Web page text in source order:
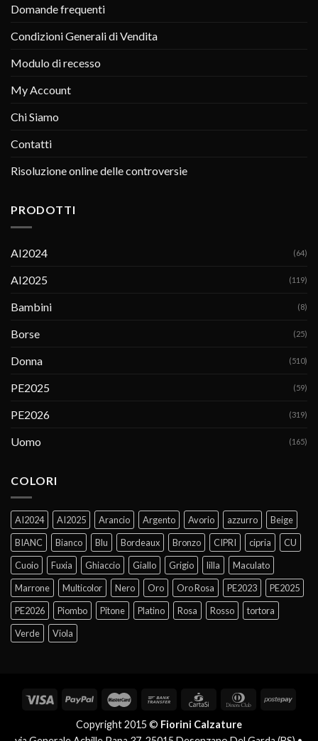
Domande frequenti
Condizioni Generali di Vendita
Modulo di recesso
My Account
Chi Siamo
Contatti
Risoluzione online delle controversie
PRODOTTI
AI2024 (64)
AI2025 (119)
Bambini (8)
Borse (25)
Donna (510)
PE2025 (59)
PE2026 (319)
Uomo (165)
COLORI
AI2024 AI2025 Arancio Argento Avorio azzurro
Beige
BIANC
Bianco Blu Bordeaux Bronzo CIPRI cipria
CU
Cuoio
Fuxia Ghiaccio Giallo Grigio lilla
Maculato
Marrone
Multicolor Nero Oro Oro Rosa PE2023
PE2025
PE2026
Piombo Pitone Platino Rosa Rosso
tortora
Verde
Viola
Copyright 2015 © Fiorini Calzature